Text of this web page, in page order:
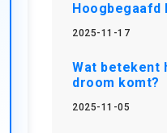
Hoogbegaafd
2025-11-17
Wat betekent
droom komt?
2025-11-05